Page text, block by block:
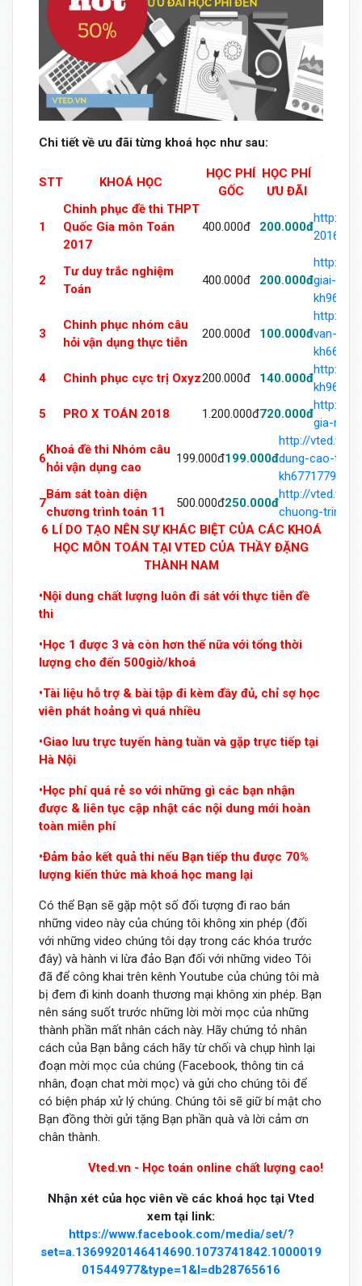
Chi tiết về ưu đãi từng khoá học như sau:
STT KHOÁ HỌC
HỌC PHÍ
GỐC
HỌC PHÍ
ƯU ĐÃI
1
Chinh phục đề thi THPT
Quốc Gia môn Toán
2017
400.000đ 200.000đ
http://
2016-
2
Tư duy trắc nghiệm
Toán
400.000đ 200.000đ
http://
giai-
3
Chinh phục nhóm câu
hỏi vận dụng thực tiễn
200.000đ 100.000đ
http://
van-
4
Chinh phục cực trị Oxyz200.000đ 140.000đ
http://
5
PRO X TOÁN 2018 1.200.000đ720.000đ
http://
gia-
6
Khoá đề thi Nhóm câu
hỏi vận dụng cao
199.000đ199.000đ
http://vted.vn/
dung-cao-
7
Bám sát toàn diện
chương trình toán 11
500.000đ250.000đ
http://vted.vn/
chuong-trinh-
6 LÍ DO TẠO NÊN SỰ KHÁC BIỆT CỦA CÁC KHOÁ
HỌC MÔN TOÁN TẠI VTED CỦA THẦY ĐẶNG
THÀNH NAM
•Nội dung chất lượng luôn đi sát với thực tiễn đề
thi
•Học 1 được 3 và còn hơn thế nữa với tổng thời
lượng cho đến 500giờ/khoá
•Tài liệu hỗ trợ & bài tập đi kèm đầy đủ, chỉ sợ học
viên phát hoảng vì quá nhiều
•Giao lưu trực tuyến hàng tuần và gặp trực tiếp tại
Hà Nội
•Học phí quá rẻ so với những gì các bạn nhận
được & liên tục cập nhật các nội dung mới hoàn
toàn miễn phí
•Đảm bảo kết quả thi nếu Bạn tiếp thu được 70%
lượng kiến thức mà khoá học mang lại
Có thể Bạn sẽ gặp một số đối tượng đi rao bán
những video này của chúng tôi không xin phép (đối
với những video chúng tôi dạy trong các khóa trước
đây) và hành vi lừa đảo Bạn đối với những video Tôi
đã để công khai trên kênh Youtube của chúng tôi mà
bị đem đi kinh doanh thương mại không xin phép. Bạn
nên sáng suốt trước những lời mời mọc của những
thành phần mất nhân cách này. Hãy chứng tỏ nhân
cách của Bạn bằng cách hãy từ chối và chụp hình lại
đoạn mời mọc của chúng (Facebook, thông tin cá
nhân, đoạn chat mời mọc) và gửi cho chúng tôi để
có biện pháp xử lý chúng. Chúng tôi sẽ giữ bí mật cho
Bạn đồng thời gửi tặng Bạn phần quà và lời cảm ơn
chân thành.
Vted.vn - Học toán online chất lượng cao!
Nhận xét của học viên về các khoá học tại Vted
xem tại link:
https://www.facebook.com/media/set/?
set=a.1369920146414690.1073741842.1000019
01544977&type=1&l=db28765616